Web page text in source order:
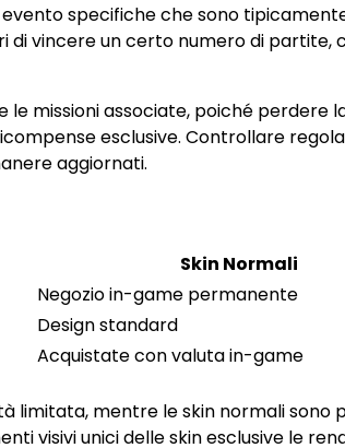
specifiche che sono
di vincere un certo numero di partite,
missioni associate, poiché perdere
esclusive. Controllare
aggiornati.
Skin Normali
Negozio in-game permanente
Design standard
Acquistate con valuta in-game
limitata, mentre le skin normali sono
visivi unici delle skin esclusive le